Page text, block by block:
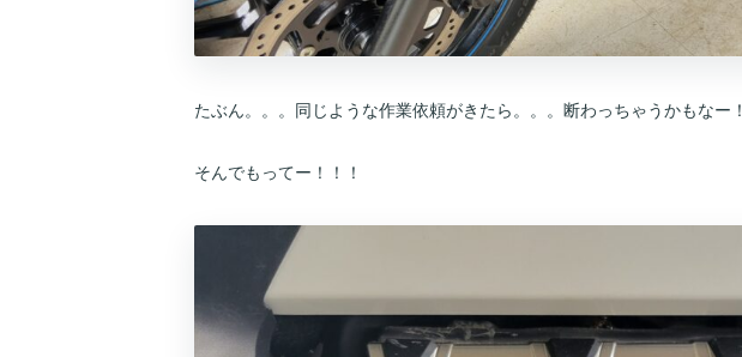
たぶん。。。同じような作業依頼がきたら。。。断わっちゃうかもなー！
そんでもってー！！！